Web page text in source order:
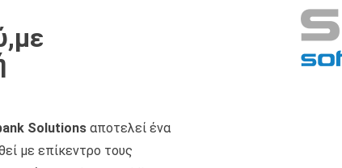
Solutions αποτελεί ένα
με επίκεντρο τους